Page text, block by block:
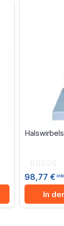
Rating:
98,77 €
In